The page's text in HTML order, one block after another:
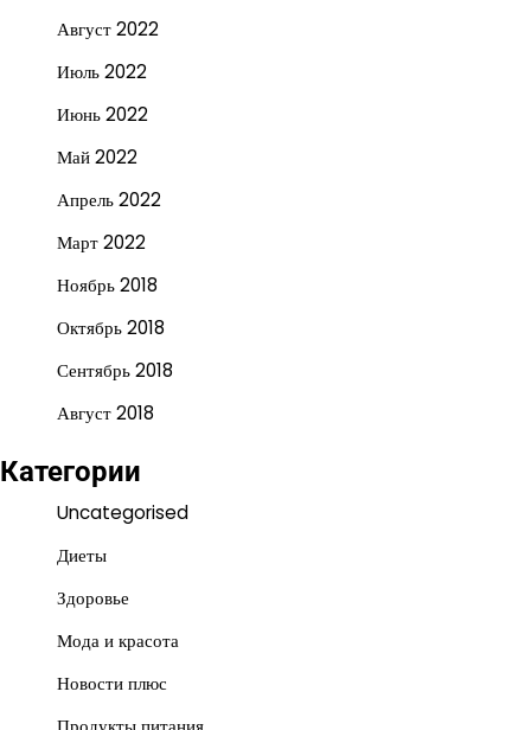
Август 2022
Июль 2022
Июнь 2022
Май 2022
Апрель 2022
Март 2022
Ноябрь 2018
Октябрь 2018
Сентябрь 2018
Август 2018
Категории
Uncategorised
Диеты
Здоровье
Мода и красота
Новости плюс